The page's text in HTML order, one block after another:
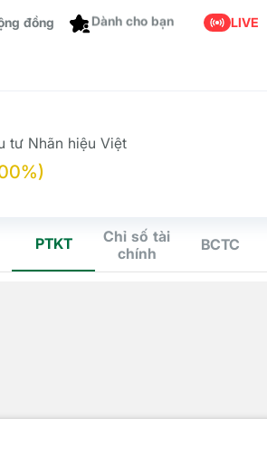
đồng Dành cho bạn LIVE
tư Nhãn hiệu Việt
PTKT
Chỉ số tài
chính
BCTC